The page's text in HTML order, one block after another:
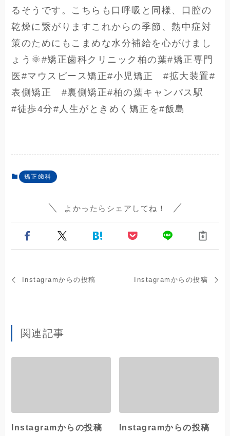
るそうです。こちらも口呼吸と同様、口腔の
乾燥に繋がりますこれからの季節、熱中症対
策のためにもこまめな水分補給を心がけまし
ょう🌞 #矯正歯科クリニック柏の葉 #矯正専門
医 #マウスピース矯正 #小児矯正 #拡大装置 #
表側矯正 #裏側矯正 #柏の葉キャンパス駅
#徒歩4分 #人生がときめく矯正を #飯島
矯正歯科
よかったらシェアしてね！
Instagramからの投稿 Instagramからの投稿
関連記事
Instagramからの投稿 Instagramからの投稿